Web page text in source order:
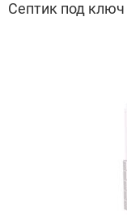
Септик под